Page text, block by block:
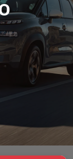
CITROEN ВЫГОДНО